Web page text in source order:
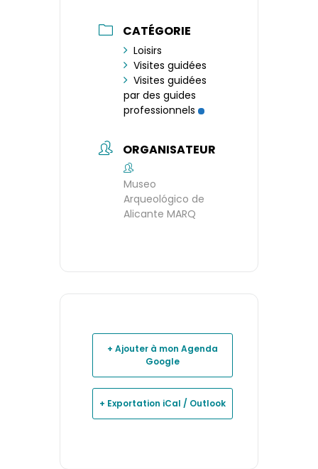
CATÉGORIE
Loisirs
Visites guidées
Visites guidées
par des guides
professionnels
ORGANISATEUR
Museo
Arqueológico de
Alicante MARQ
+ Ajouter à mon Agenda
Google
+ Exportation iCal / Outlook